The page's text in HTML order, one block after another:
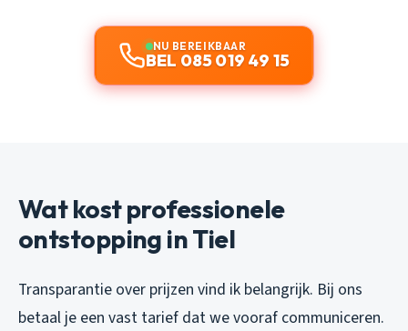
NU BEREIKBAAR
BEL 085 019 49 15
Wat kost professionele
ontstopping in Tiel
Transparantie over prijzen vind ik belangrijk. Bij ons
betaal je een vast tarief dat we vooraf communiceren.